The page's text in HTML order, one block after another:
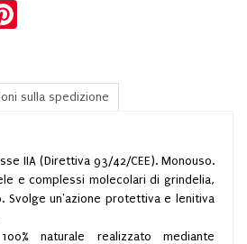
sulla spedizione
IIA (Direttiva 93/42/CEE). Monouso.
e complessi molecolari di grindelia,
Svolge un'azione protettiva e lenitiva
naturale realizzato mediante